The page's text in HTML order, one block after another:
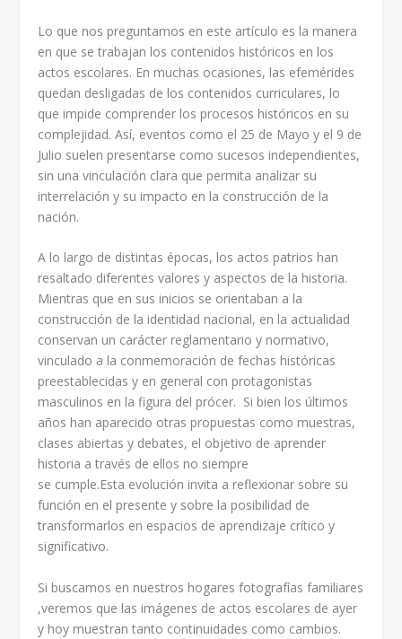
Lo que nos preguntamos en este artículo es la manera
en que se trabajan los contenidos históricos en los
actos escolares. En muchas ocasiones, las efemérides
quedan desligadas de los contenidos curriculares, lo
que impide comprender los procesos históricos en su
complejidad. Así, eventos como el 25 de Mayo y el 9 de
Julio suelen presentarse como sucesos independientes,
sin una vinculación clara que permita analizar su
interrelación y su impacto en la construcción de la
nación.
A lo largo de distintas épocas, los actos patrios han
resaltado diferentes valores y aspectos de la historia.
Mientras que en sus inicios se orientaban a la
construcción de la identidad nacional, en la actualidad
conservan un carácter reglamentario y normativo,
vinculado a la conmemoración de fechas históricas
preestablecidas y en general con protagonistas
masculinos en la figura del prócer. Si bien los últimos
años han aparecido otras propuestas como muestras,
clases abiertas y debates, el objetivo de aprender
historia a través de ellos no siempre
se cumple.Esta evolución invita a reflexionar sobre su
función en el presente y sobre la posibilidad de
transformarlos en espacios de aprendizaje crítico y
significativo.
Si buscamos en nuestros hogares fotografías familiares
,veremos que las imágenes de actos escolares de ayer
y hoy muestran tanto continuidades como cambios.